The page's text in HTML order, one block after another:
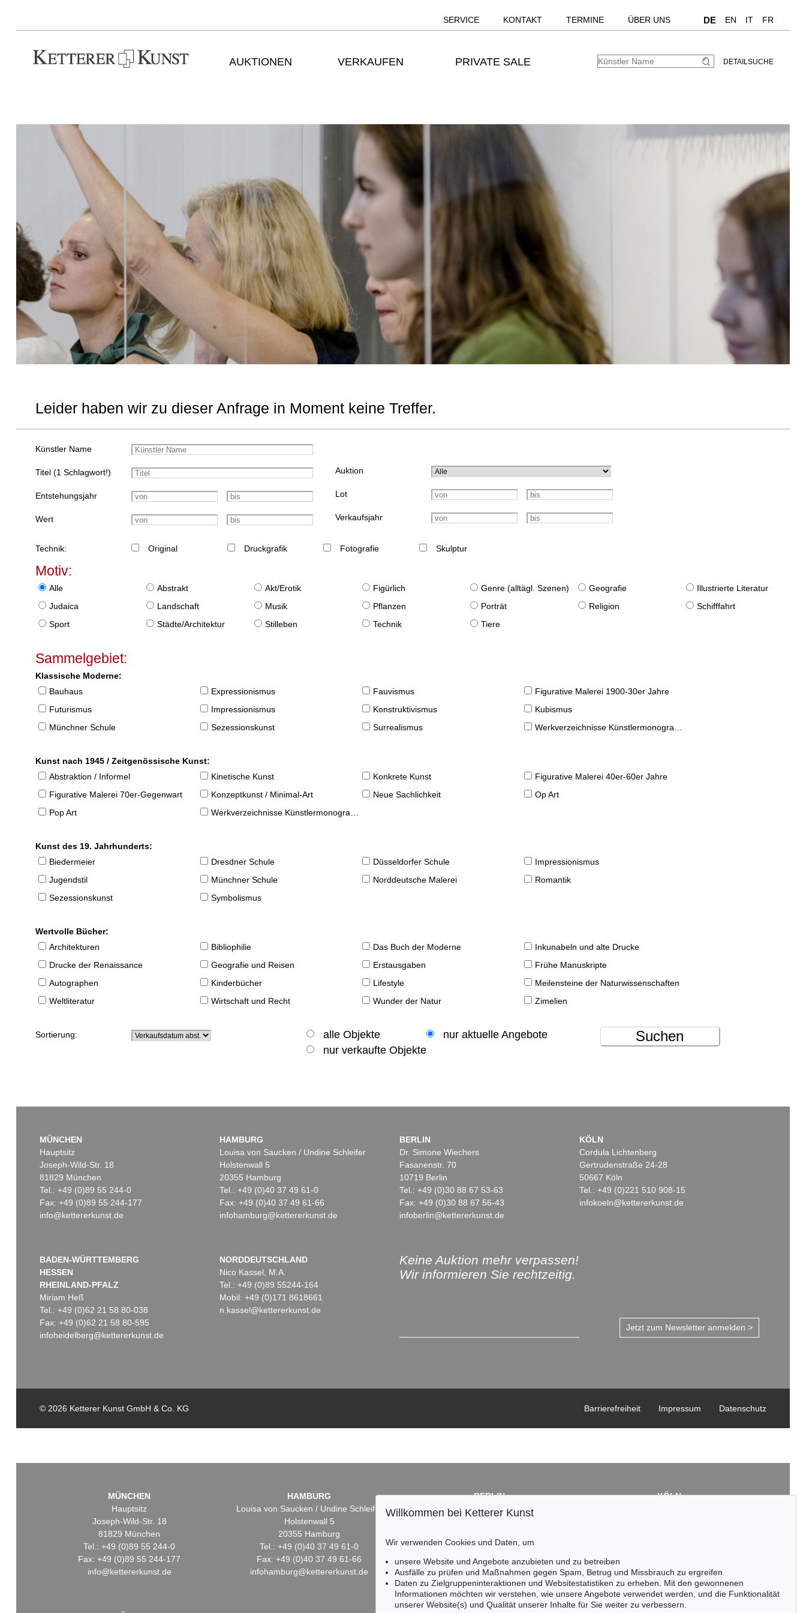
SERVICE KONTAKT TERMINE ÜBER UNS DE EN IT FR
AUKTIONEN VERKAUFEN PRIVATE SALE DETAILSUCHE
Leider haben wir zu dieser Anfrage in Moment keine Treffer.
Künstler Name
Titel (1 Schlagwort!)
Entstehungsjahr
Wert
Auktion
Lot
Verkaufsjahr
Technik: Original Druckgrafik Fotografie Skulptur
Motiv:
Alle Abstrakt Akt/Erotik Figürlich Genre (alltägl. Szenen) Geografie
Illustrierte Literatur
Judaica
Landschaft Musik Pflanzen Porträt Religion
Schifffahrt
Sport
Städte/Architektur Stilleben Technik Tiere
Sammelgebiet:
Klassische Moderne:
Bauhaus
Expressionismus Fauvismus
Figurative Malerei 1900-30er Jahre
Futurismus
Impressionismus Konstruktivismus
Kubismus
Münchner Schule
Sezessionskunst Surrealismus Werkverzeichnisse Künstlermonographien
Kunst nach 1945 / Zeitgenössische Kunst:
Abstraktion / Informel
Kinetische Kunst Konkrete Kunst
Figurative Malerei 40er-60er Jahre
Figurative Malerei 70er-Gegenwart
Konzeptkunst / Minimal-Art Neue Sachlichkeit
Op Art
Pop Art
Werkverzeichnisse Künstlermonographien
Kunst des 19. Jahrhunderts:
Biedermeier
Dresdner Schule Düsseldorfer Schule
Impressionismus
Jugendstil
Münchner Schule Norddeutsche Malerei
Romantik
Sezessionskunst
Symbolismus
Wertvolle Bücher:
Architekturen
Bibliophilie Das Buch der Moderne
Inkunabeln und alte Drucke
Drucke der Renaissance
Geografie und Reisen Erstausgaben
Frühe Manuskripte
Autographen
Kinderbücher Lifestyle
Meilensteine der Naturwissenschaften
Weltliteratur
Wirtschaft und Recht Wunder der Natur Zimelien
Sortierung: alle Objekte
nur aktuelle Angebote
nur verkaufte Objekte
Suchen
MÜNCHEN
Hauptsitz
Joseph-Wild-Str. 18
81829 München
Tel.: +49 (0)89 55 244-0
Fax: +49 (0)89 55 244-177
info@kettererkunst.de
HAMBURG
Louisa von Saucken / Undine Schleifer
Holstenwall 5
20355 Hamburg
Tel.: +49 (0)40 37 49 61-0
Fax: +49 (0)40 37 49 61-66
infohamburg@kettererkunst.de
BERLIN
Dr. Simone Wiechers
Fasanenstr. 70
10719 Berlin
Tel.: +49 (0)30 88 67 53-63
Fax: +49 (0)30 88 67 56-43
infoberlin@kettererkunst.de
KÖLN
Cordula Lichtenberg
Gertrudenstraße 24-28
50667 Köln
Tel.: +49 (0)221 510 908-15
infokoeln@kettererkunst.de
BADEN-WÜRTTEMBERG
HESSEN
RHEINLAND-PFALZ
Miriam Heß
Tel.: +49 (0)62 21 58 80-038
Fax: +49 (0)62 21 58 80-595
infoheidelberg@kettererkunst.de
NORDDEUTSCHLAND
Nico Kassel, M.A.
Tel.: +49 (0)89 55244-164
Mobil: +49 (0)171 8618661
n.kassel@kettererkunst.de
Keine Auktion mehr verpassen!
Wir informieren Sie rechtzeitig.
Jetzt zum Newsletter anmelden >
© 2026 Ketterer Kunst GmbH & Co. KG Datenschutz
Impressum
Barrierefreiheit
MÜNCHEN
Hauptsitz
Joseph-Wild-Str. 18
81829 München
Tel.: +49 (0)89 55 244-0
Fax: +49 (0)89 55 244-177
info@kettererkunst.de
HAMBURG
Louisa von Saucken / Undine Schleifer
Holstenwall 5
20355 Hamburg
Tel.: +49 (0)40 37 49 61-0
Fax: +49 (0)40 37 49 61-66
infohamburg@kettererkunst.de
BERLIN
Dr. Simone Wiechers
Tel.: +49 (0)30 88 67 53-63
Fax: +49 (0)30 88 67 56-43
infoberlin@kettererkunst.de
KÖLN
infokoeln@kettererkunst.de
Willkommen bei Ketterer Kunst
Wir verwenden Cookies und Daten, um
unsere Website und Angebote anzubieten und zu betreiben
Ausfälle zu prüfen und Maßnahmen gegen Spam, Betrug und Missbrauch zu ergreifen
Daten zu Zielgruppeninteraktionen und Websitestatistiken zu erheben. Mit den gewonnenen
Informationen möchten wir verstehen, wie unsere Angebote verwendet werden, und die Funktionalität
unserer Website(s) und Qualität unserer Inhalte für Sie weiter zu verbessern.